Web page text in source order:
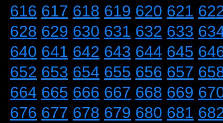
616 617 618 619 620 621
628 629 630 631 632 633
640 641 642 643 644 645
652 653 654 655 656 657
664 665 666 667 668 669
676 677 678 679 680 681